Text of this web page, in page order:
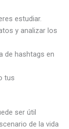
estudiar.
y analizar los
de hashtags en
tus
ser útil
de la vida